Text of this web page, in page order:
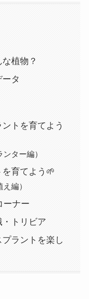
植物？
タ
トを育てよう
ター編）
育てよう🌱
編）
ーナー
トリビア
ラントを楽し